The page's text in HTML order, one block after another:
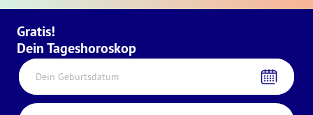
Gratis!
Dein Tageshoroskop
Dein Geburtsdatum